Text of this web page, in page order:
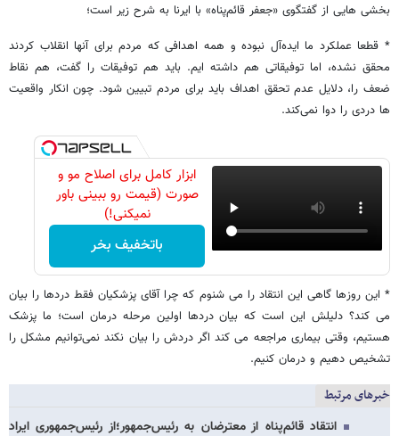
بخشی هایی از گفتگوی «جعفر قائم‌پناه» با ایرنا به شرح زیر است؛
* قطعا عملکرد ما ایده‌آل نبوده و همه اهدافی که مردم برای آنها انقلاب کردند
محقق نشده، اما توفیقاتی هم داشته ایم. باید هم توفیقات را گفت، هم نقاط
ضعف را، دلایل عدم تحقق اهداف باید برای مردم تبیین شود. چون انکار واقعیت
ها دردی را دوا نمی‌کند.
ابزار کامل برای اصلاح مو و
صورت (قیمت رو ببینی باور
نمیکنی!)
باتخفیف بخر
* این روزها گاهی این انتقاد را می شنوم که چرا آقای پزشکیان فقط دردها را بیان
می کند؟ دلیلش این است که بیان دردها اولین مرحله درمان است؛ ما پزشک
هستیم، وقتی بیماری مراجعه می کند اگر دردش را بیان نکند نمی‌توانیم مشکل را
تشخیص دهیم و درمان کنیم.
خبرهای مرتبط
انتقاد قائم‌پناه از معترضان به رئیس‌جمهور؛از رئیس‌جمهوری ایراد